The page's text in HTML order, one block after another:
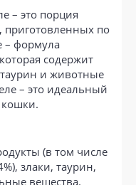
– это порция
приготовленных по
– формула
содержит
и животные
– это идеальный
(в том числе
злаки, таурин,
вещества.